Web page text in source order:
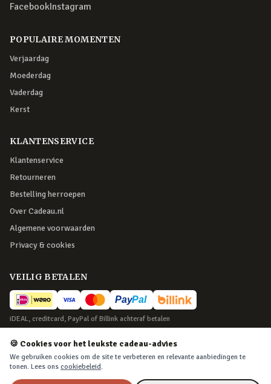
FacebookInstagram
POPULAIRE MOMENTEN
Verjaardag
Moederdag
Vaderdag
Kerst
KLANTENSERVICE
Klantenservice
Retourneren
Bestelling herroepen
Over Cadeau.nl
Algemene voorwaarden
Privacy & cookies
VEILIG BETALEN
iDEAL, creditcard, PayPal of Billink achteraf betalen
BEZORGING
Voor 22:45 besteld, morgen in huis. Tot 365 dagen retourneren.
🍪 Cookies voor het leukste cadeau-advies
We gebruiken cookies om de site te verbeteren en relevante aanbiedingen te
tonen. Lees ons cookiebeleid.